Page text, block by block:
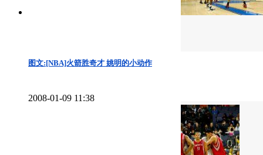
图文:[NBA]火箭胜奇才 姚明的小动作
2008-01-09 11:38